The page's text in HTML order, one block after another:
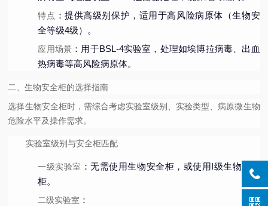
特点 ：提供高级别保护，适用于高风险病原体（生物安
全等级4级）。
应用场景 ：用于BSL-4实验室，处理如埃博拉病毒、出血
热病毒等高风险病原体。
二、生物安全柜的选择指南
选择生物安全柜时，需综合考虑实验室级别、实验类型、病原微生物
危险水平及操作需求。
实验室级别与安全柜匹配
一级实验室 ：无需使用生物安全柜，或使用I级生物安全
柜。
二级实验室 ：